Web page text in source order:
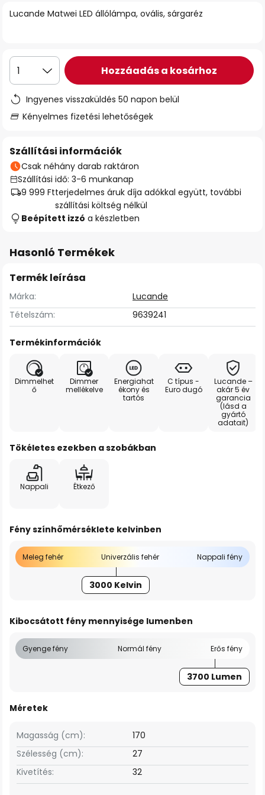
Lucande Matwei LED állólámpa, ovális, sárgaréz
1 Hozzáadás a kosárhoz
Ingyenes visszaküldés 50 napon belül
Kényelmes fizetési lehetőségek
Szállítási információk
Csak néhány darab raktáron
Szállítási idő: 3-6 munkanap
9 999 Ftterjedelmes áruk díja adókkal együtt, további
szállítási költség nélkül
Beépített izzó a készletben
Hasonló Termékek
Termék leírása
Márka:
Lucande
Tételszám:
9639241
Termékinformációk
Dimmelhet
ő
Dimmer
mellékelve
Energiahat
ékony és
tartós
C típus -
Euro dugó
Lucande –
akár 5 év
garancia
(lásd a
gyártó
adatait)
Tökéletes ezekben a szobákban
Nappali Étkező
Fény színhőmérséklete kelvinben
Meleg fehér Univerzális fehér Nappali fény
3000 Kelvin
Kibocsátott fény mennyisége lumenben
Gyenge fény Normál fény Erős fény
3700 Lumen
Méretek
Szélesség (cm): 27
Magasság (cm): 170
Kivetítés: 32